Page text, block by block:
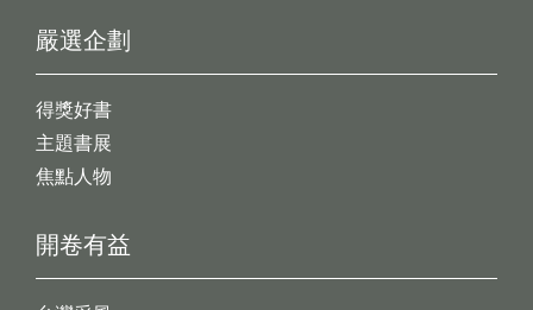
開卷有益
嚴選企劃
得獎好書
主題書展
焦點人物